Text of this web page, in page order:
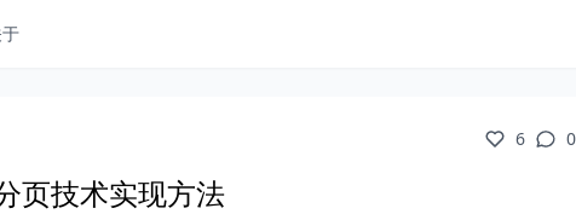
6 0
页技术实现方法